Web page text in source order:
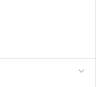
expand_more